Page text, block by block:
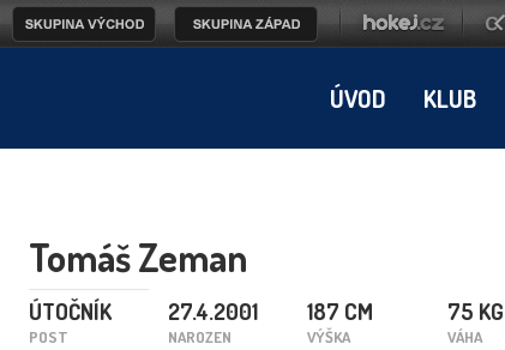
ÚVOD KLUB
Tomáš Zeman
ÚTOČNÍK
POST
27.4.2001
NAROZEN
187 CM
VÝŠKA
75 KG
VÁHA